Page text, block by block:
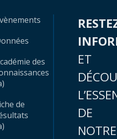
des
de
ET
DE
NOTRE